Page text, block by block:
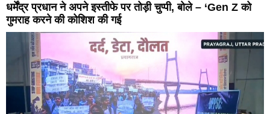
धर्मेंद्र प्रधान ने अपने इस्तीफे पर तोड़ी चुप्पी, बोले – ‘Gen Z को
गुमराह करने की कोशिश की गई